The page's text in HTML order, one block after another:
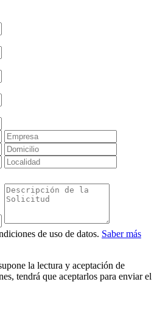
de uso de datos. Saber más
la lectura y aceptación de
tendrá que aceptarlos para enviar el